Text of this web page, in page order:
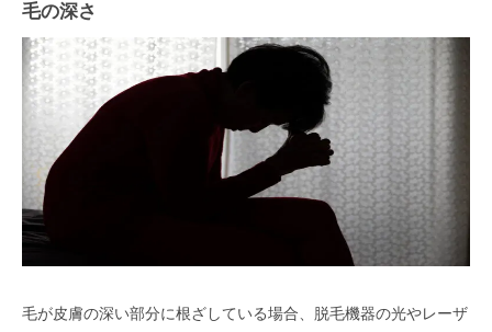
毛の深さ
毛が皮膚の深い部分に根ざしている場合、脱毛機器の光やレーザ